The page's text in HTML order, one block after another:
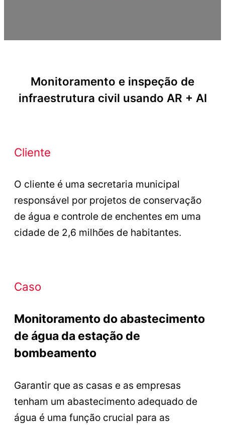
Monitoramento e inspeção de
infraestrutura civil usando AR + AI
Cliente
O cliente é uma secretaria municipal
responsável por projetos de conservação
de água e controle de enchentes em uma
cidade de 2,6 milhões de habitantes.
Caso
Monitoramento do abastecimento
de água da estação de
bombeamento
Garantir que as casas e as empresas
tenham um abastecimento adequado de
água é uma função crucial para as